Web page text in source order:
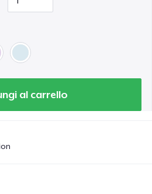
al carrello